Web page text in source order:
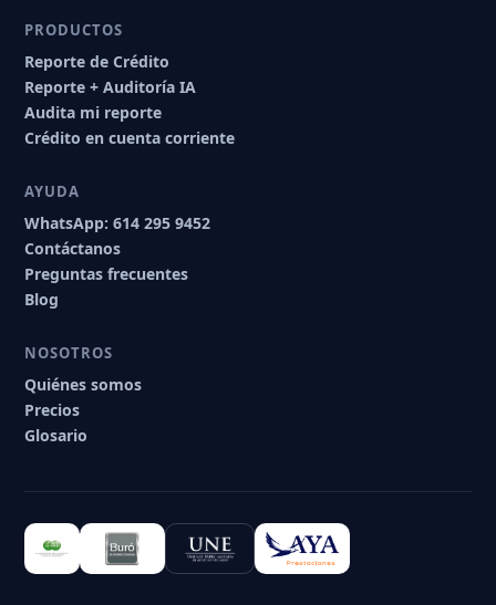
PRODUCTOS
Reporte de Crédito
Reporte + Auditoría IA
Audita mi reporte
Crédito en cuenta corriente
AYUDA
WhatsApp: 614 295 9452
Contáctanos
Preguntas frecuentes
Blog
NOSOTROS
Quiénes somos
Precios
Glosario